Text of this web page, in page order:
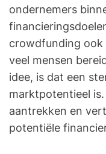
ondernemers
crowdfunding ook
veel mensen
idee, is dat een
marktpotentieel
aantrekken en
potentiële